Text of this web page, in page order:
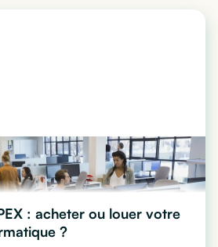
: acheter ou louer votre
?